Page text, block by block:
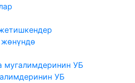
мугалимдеринин УБ
УБ